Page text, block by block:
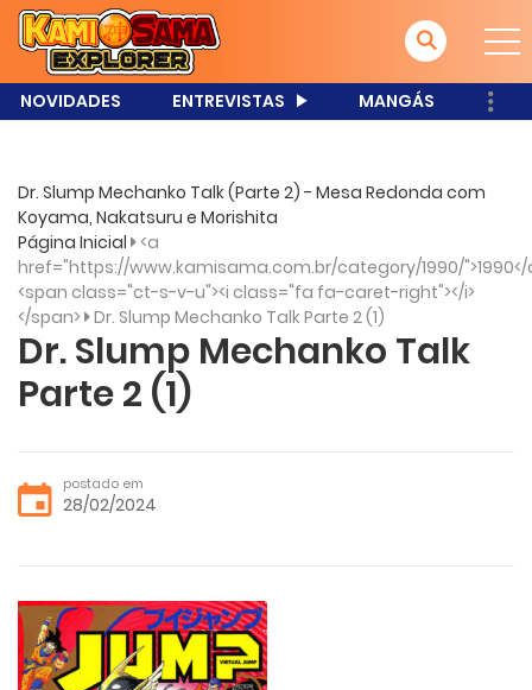
NOVIDADES ENTREVISTAS MANGÁS
Dr. Slump Mechanko Talk (Parte 2) - Mesa Redonda com
Koyama, Nakatsuru e Morishita
Página Inicial <a
href="https://www.kamisama.com.br/category/1990/">1990</
<span class="ct-s-v-u"><i class="fa fa-caret-right"></i>
</span> Dr. Slump Mechanko Talk Parte 2 (1)
Dr. Slump Mechanko Talk
Parte 2 (1)
postado em
28/02/2024